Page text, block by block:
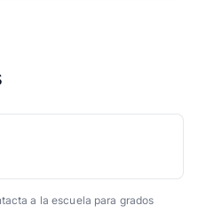
a la escuela para grados